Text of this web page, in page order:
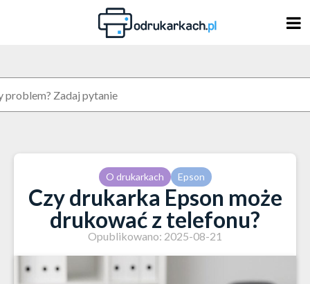
O drukarkach Epson
Czy drukarka Epson może
drukować z telefonu?
Opublikowano: 2025-08-21